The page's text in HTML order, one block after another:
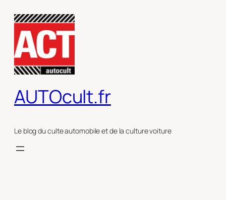
contenu
AUTOcult.fr
Le blog du culte automobile et de la culture voiture